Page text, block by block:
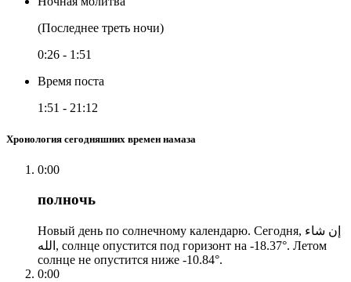
(Последнее треть ночи)
0:26 - 1:51
Время поста
1:51 - 21:12
Хронология сегодняшних времен намаза
0:00
полночь
Новый день по солнечному календарю. Сегодня, إن شاء
الله, солнце опустится под горизонт на -18.37°. Летом
солнце не опустится ниже -10.84°.
0:00